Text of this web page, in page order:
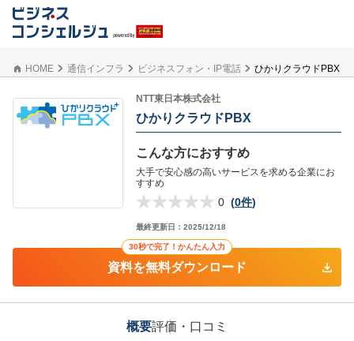
HOME 通信インフラ ビジネスフォン・IP電話 ひかりクラウドPBX
NTT東日本株式会社
ひかりクラウドPBX
こんな方におすすめ
大手で安心感の高いサービスを求める企業にお
すすめ
0 (0件)
最終更新日： 2025/12/18
30秒で完了！かんたん入力
資料を無料ダウンロード
概要評価・口コミ